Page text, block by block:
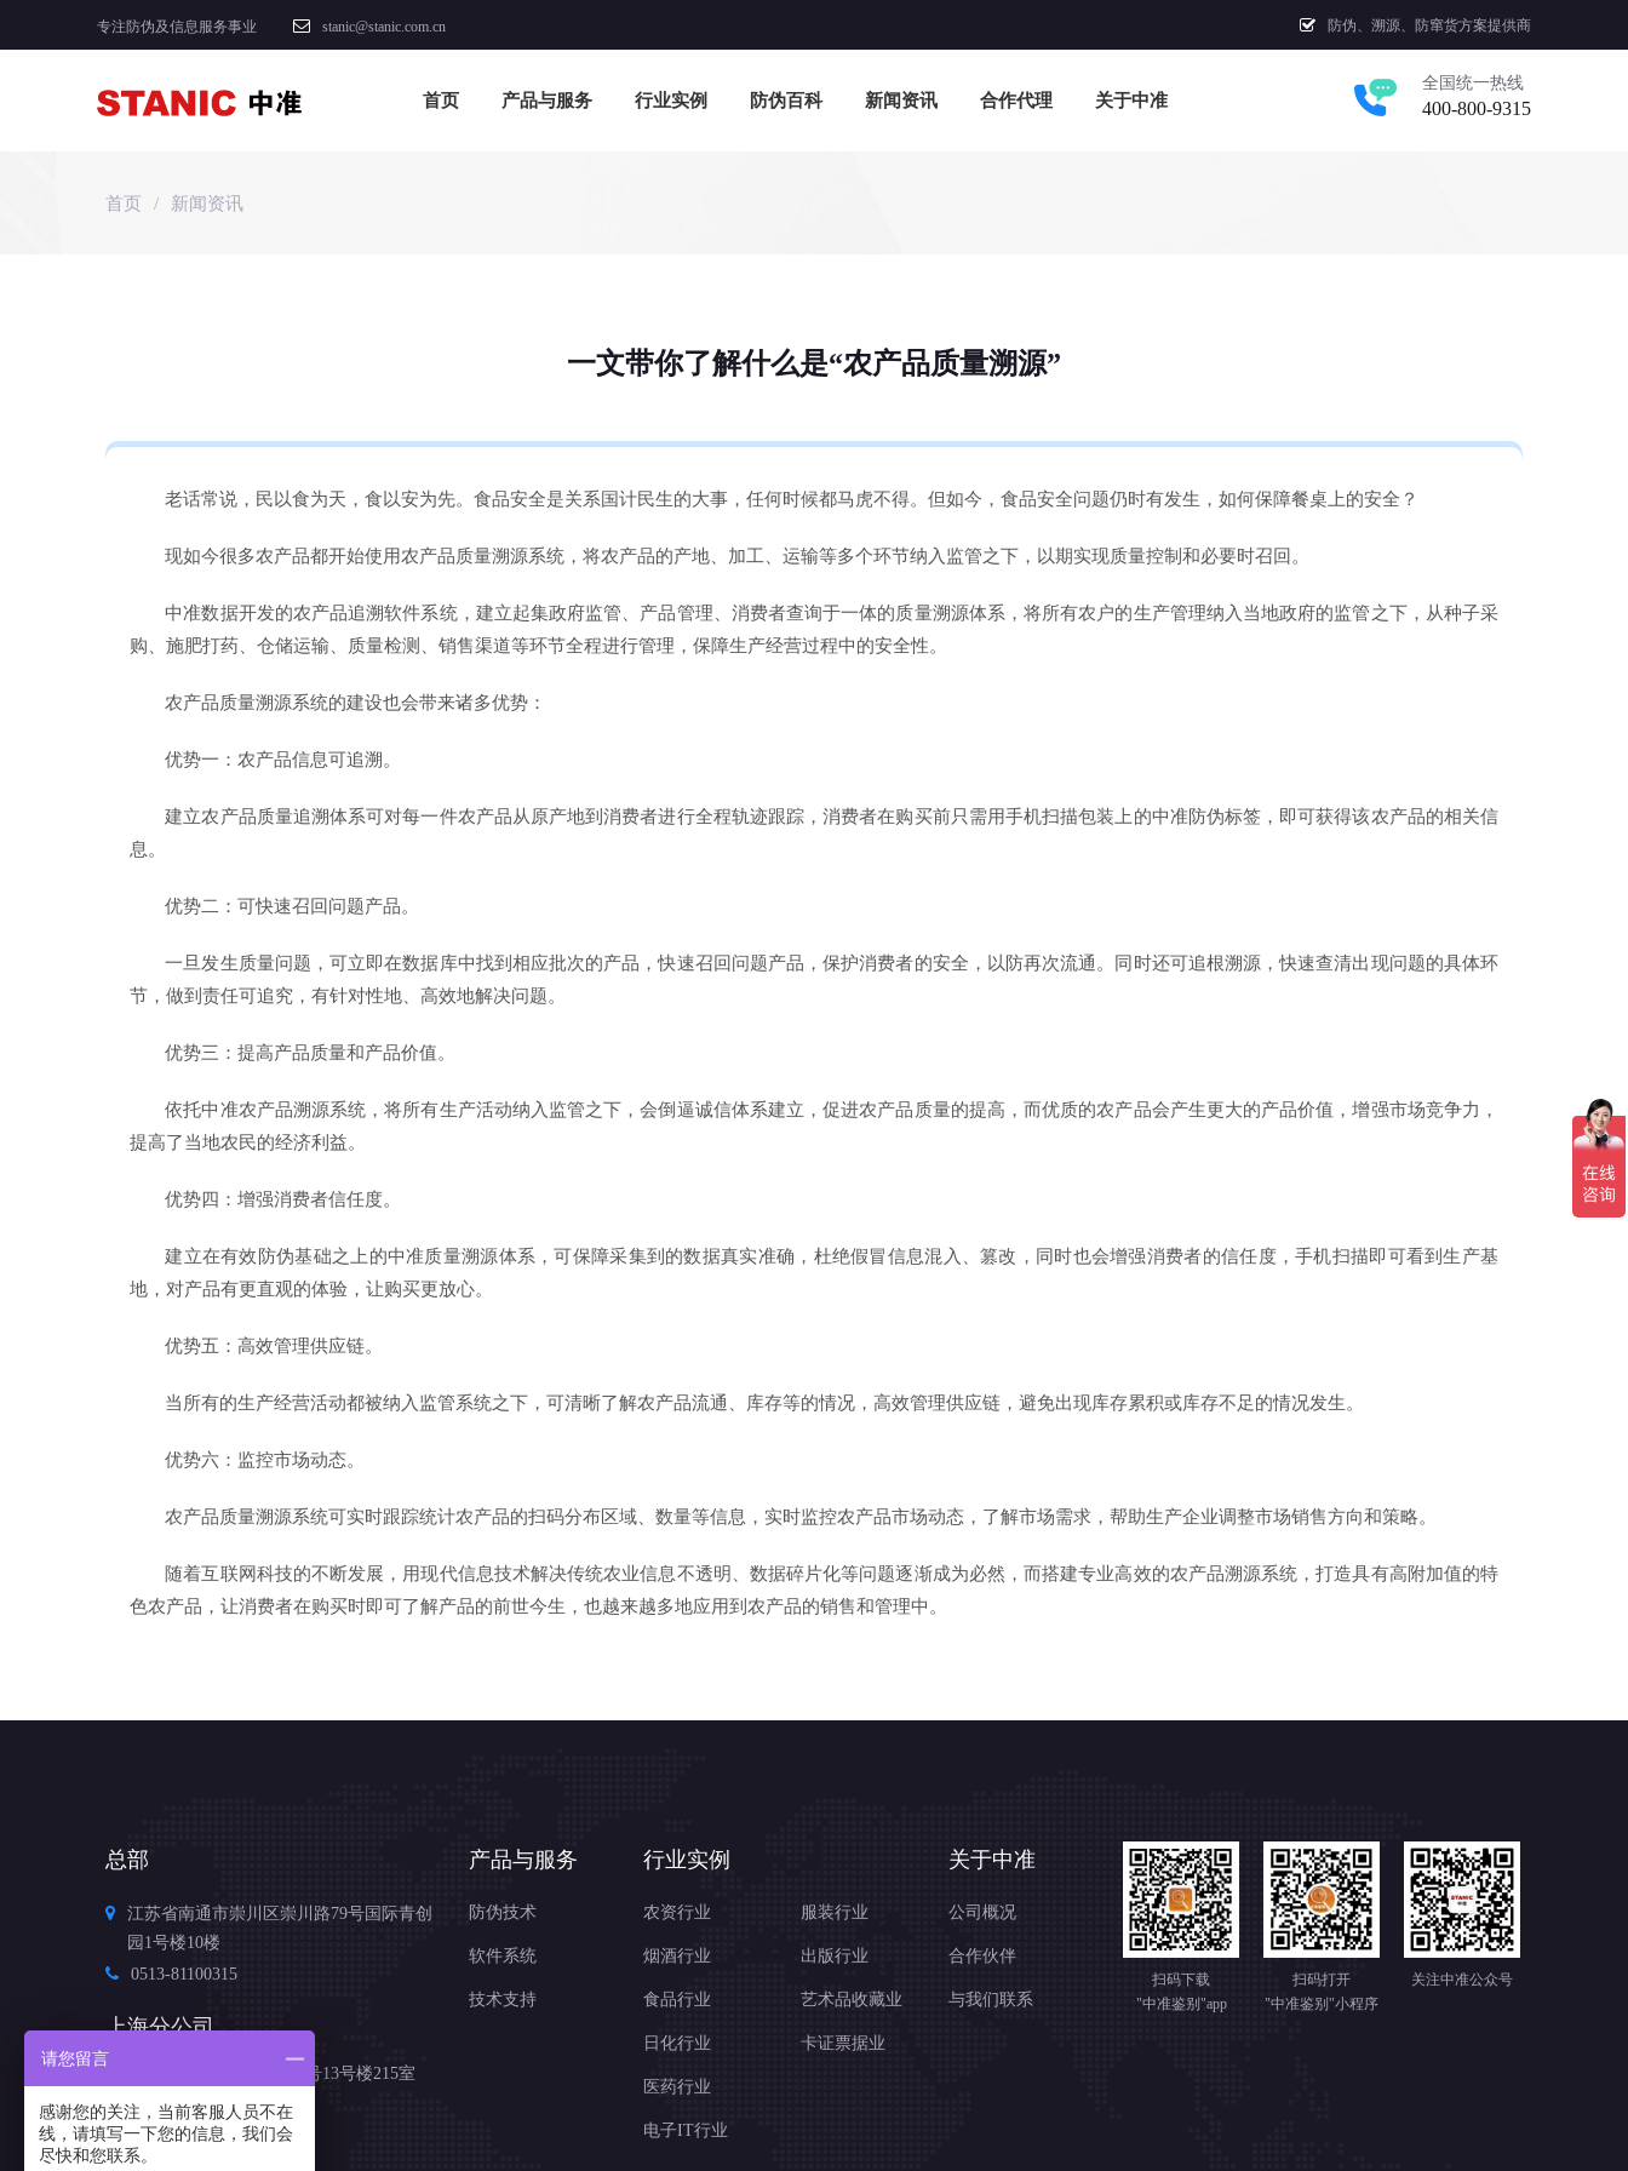
专注防伪及信息服务事业 stanic@stanic.com.cn 防伪、溯源、防窜货方案提供商
首页 产品与服务 行业实例 防伪百科 新闻资讯 合作代理 关于中准
全国统一热线
400-800-9315
首页 / 新闻资讯
一文带你了解什么是“农产品质量溯源”
老话常说，民以食为天，食以安为先。食品安全是关系国计民生的大事，任何时候都马虎不得。但如今，食品安全问题仍时有发生，如何保障餐桌上的安全？
现如今很多农产品都开始使用农产品质量溯源系统，将农产品的产地、加工、运输等多个环节纳入监管之下，以期实现质量控制和必要时召回。
中准数据开发的农产品追溯软件系统，建立起集政府监管、产品管理、消费者查询于一体的质量溯源体系，将所有农户的生产管理纳入当地政府的监管之下，从种子采
购、施肥打药、仓储运输、质量检测、销售渠道等环节全程进行管理，保障生产经营过程中的安全性。
农产品质量溯源系统的建设也会带来诸多优势：
优势一：农产品信息可追溯。
建立农产品质量追溯体系可对每一件农产品从原产地到消费者进行全程轨迹跟踪，消费者在购买前只需用手机扫描包装上的中准防伪标签，即可获得该农产品的相关信
息。
优势二：可快速召回问题产品。
一旦发生质量问题，可立即在数据库中找到相应批次的产品，快速召回问题产品，保护消费者的安全，以防再次流通。同时还可追根溯源，快速查清出现问题的具体环
节，做到责任可追究，有针对性地、高效地解决问题。
优势三：提高产品质量和产品价值。
依托中准农产品溯源系统，将所有生产活动纳入监管之下，会倒逼诚信体系建立，促进农产品质量的提高，而优质的农产品会产生更大的产品价值，增强市场竞争力，
提高了当地农民的经济利益。
优势四：增强消费者信任度。
建立在有效防伪基础之上的中准质量溯源体系，可保障采集到的数据真实准确，杜绝假冒信息混入、篡改，同时也会增强消费者的信任度，手机扫描即可看到生产基
地，对产品有更直观的体验，让购买更放心。
优势五：高效管理供应链。
当所有的生产经营活动都被纳入监管系统之下，可清晰了解农产品流通、库存等的情况，高效管理供应链，避免出现库存累积或库存不足的情况发生。
优势六：监控市场动态。
农产品质量溯源系统可实时跟踪统计农产品的扫码分布区域、数量等信息，实时监控农产品市场动态，了解市场需求，帮助生产企业调整市场销售方向和策略。
随着互联网科技的不断发展，用现代信息技术解决传统农业信息不透明、数据碎片化等问题逐渐成为必然，而搭建专业高效的农产品溯源系统，打造具有高附加值的特
色农产品，让消费者在购买时即可了解产品的前世今生，也越来越多地应用到农产品的销售和管理中。
总部
江苏省南通市崇川区崇川路79号国际青创
园1号楼10楼
0513-81100315
上海分公司
上海市杨浦区国伟路135号13号楼215室
021-65688980
产品与服务
防伪技术
软件系统
技术支持
行业实例
农资行业
烟酒行业
食品行业
日化行业
医药行业
电子IT行业
服装行业
出版行业
艺术品收藏业
卡证票据业
关于中准
公司概况
合作伙伴
与我们联系
扫码下载
"中准鉴别"app
扫码打开
"中准鉴别"小程序
关注中准公众号
请您留言
感谢您的关注，当前客服人员不在
线，请填写一下您的信息，我们会
尽快和您联系。